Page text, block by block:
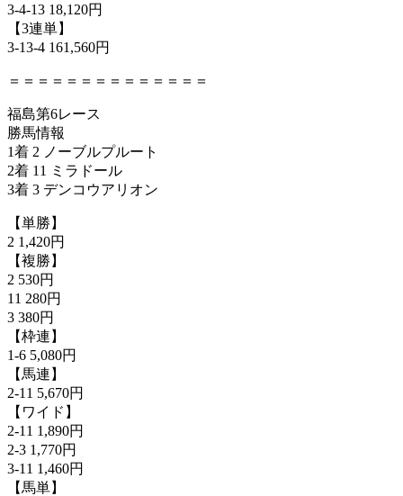
3-4-13 18,120円
【3連単】
3-13-4 161,560円
＝＝＝＝＝＝＝＝＝＝＝＝＝＝
福島第6レース
勝馬情報
1着 2 ノーブルプルート
2着 11 ミラドール
3着 3 デンコウアリオン
【単勝】
2 1,420円
【複勝】
2 530円
11 280円
3 380円
【枠連】
1-6 5,080円
【馬連】
2-11 5,670円
【ワイド】
2-11 1,890円
2-3 1,770円
3-11 1,460円
【馬単】